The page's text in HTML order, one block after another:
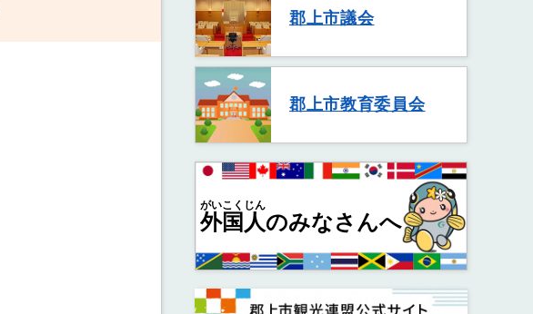
郡上市議会
郡上市教育委員会
外国人
がいこくじん
のみなさんへ